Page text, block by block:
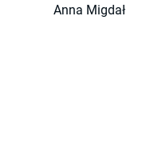
Anna Migdał